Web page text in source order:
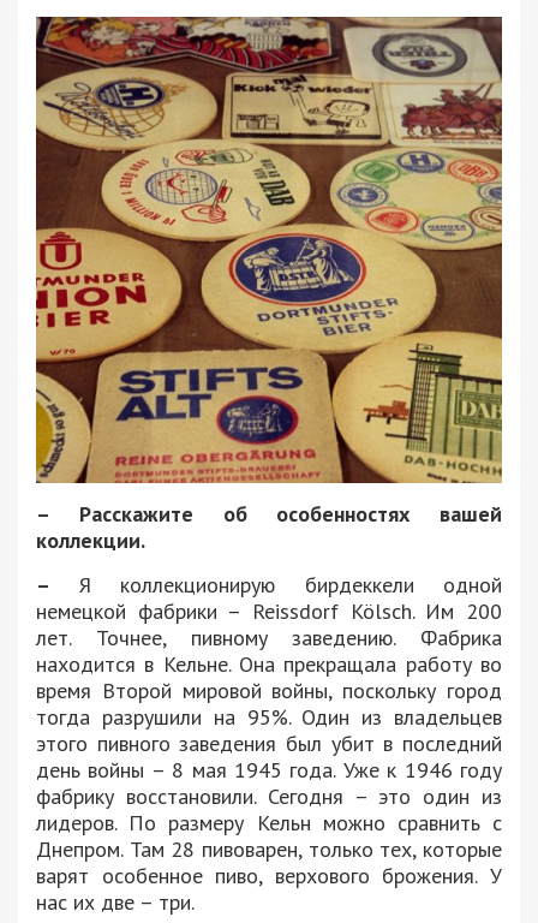
– Расскажите об особенностях вашей
коллекции.
– Я коллекционирую бирдеккели одной
немецкой фабрики – Reissdorf Kölsch. Им 200
лет. Точнее, пивному заведению. Фабрика
находится в Кельне. Она прекращала работу во
время Второй мировой войны, поскольку город
тогда разрушили на 95%. Один из владельцев
этого пивного заведения был убит в последний
день войны – 8 мая 1945 года. Уже к 1946 году
фабрику восстановили. Сегодня – это один из
лидеров. По размеру Кельн можно сравнить с
Днепром. Там 28 пивоварен, только тех, которые
варят особенное пиво, верхового брожения. У
нас их две – три.